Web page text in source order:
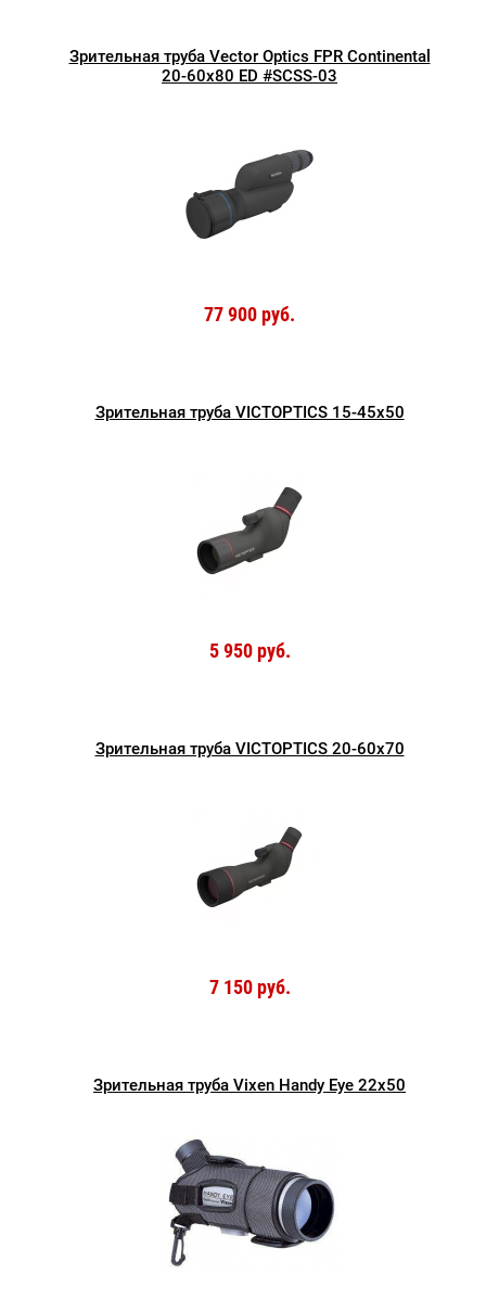
Зрительная труба Vector Optics FPR Continental
20-60x80 ED #SCSS-03
77 900 руб.
Зрительная труба VICTOPTICS 15-45x50
5 950 руб.
Зрительная труба VICTOPTICS 20-60x70
7 150 руб.
Зрительная труба Vixen Handy Eye 22x50